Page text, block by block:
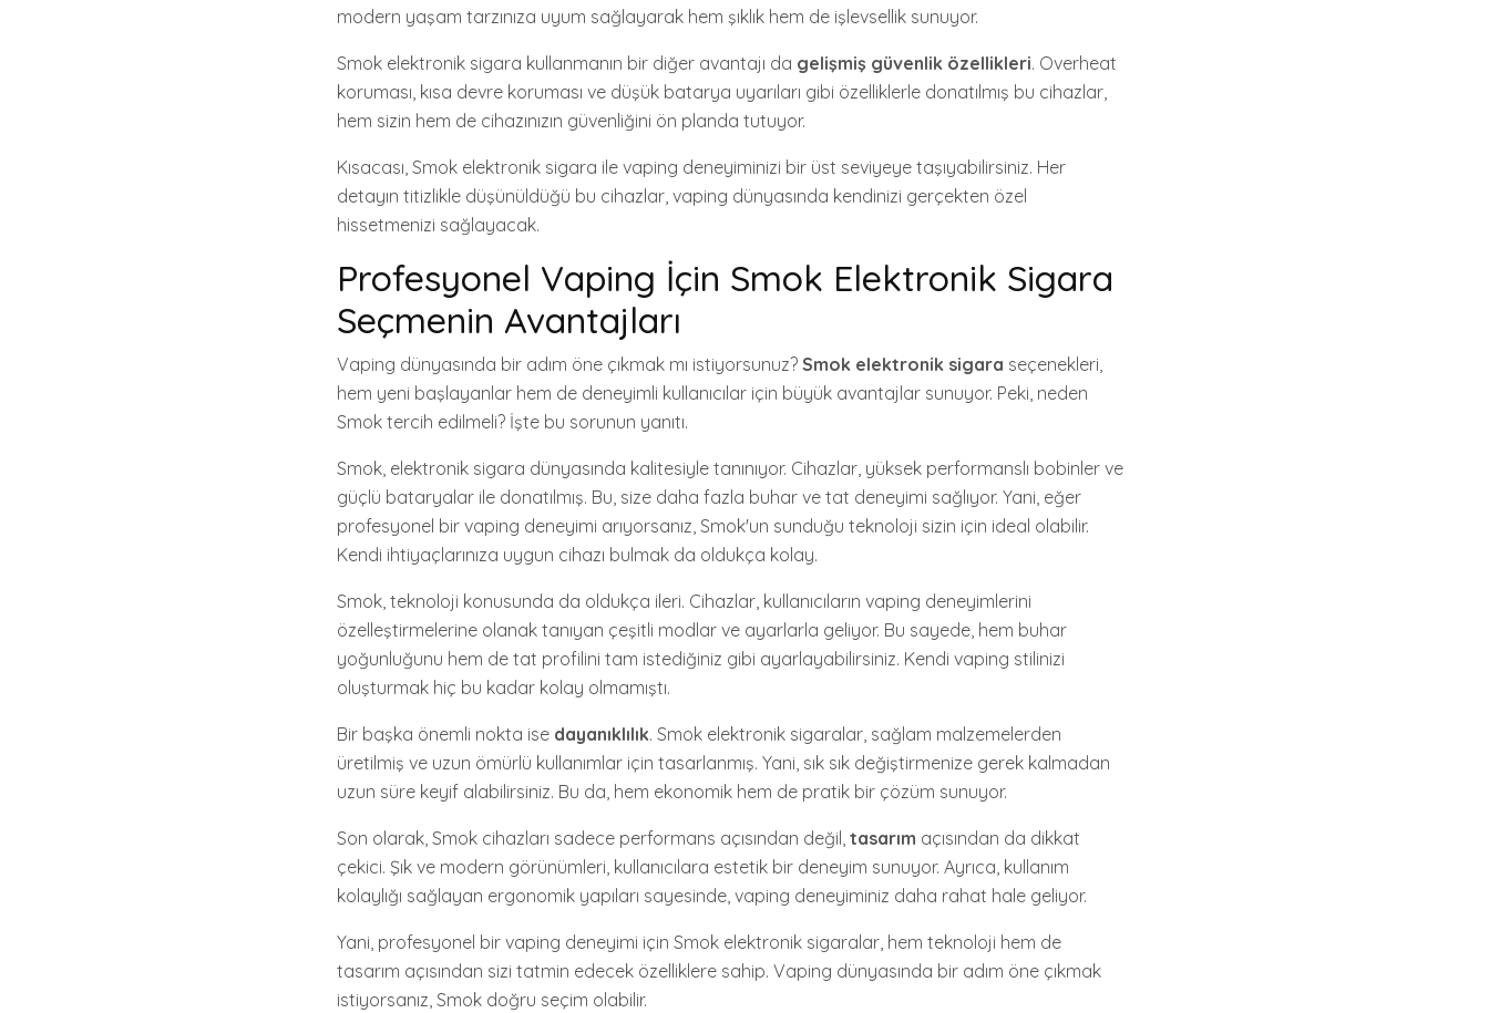
modern yaşam tarzınıza uyum sağlayarak hem şıklık hem de işlevsellik sunuyor.
Smok elektronik sigara kullanmanın bir diğer avantajı da gelişmiş güvenlik özellikleri. Overheat
koruması, kısa devre koruması ve düşük batarya uyarıları gibi özelliklerle donatılmış bu cihazlar,
hem sizin hem de cihazınızın güvenliğini ön planda tutuyor.
Kısacası, Smok elektronik sigara ile vaping deneyiminizi bir üst seviyeye taşıyabilirsiniz. Her
detayın titizlikle düşünüldüğü bu cihazlar, vaping dünyasında kendinizi gerçekten özel
hissetmenizi sağlayacak.
Profesyonel Vaping İçin Smok Elektronik Sigara
Seçmenin Avantajları
Vaping dünyasında bir adım öne çıkmak mı istiyorsunuz? Smok elektronik sigara seçenekleri,
hem yeni başlayanlar hem de deneyimli kullanıcılar için büyük avantajlar sunuyor. Peki, neden
Smok tercih edilmeli? İşte bu sorunun yanıtı.
Smok, elektronik sigara dünyasında kalitesiyle tanınıyor. Cihazlar, yüksek performanslı bobinler ve
güçlü bataryalar ile donatılmış. Bu, size daha fazla buhar ve tat deneyimi sağlıyor. Yani, eğer
profesyonel bir vaping deneyimi arıyorsanız, Smok'un sunduğu teknoloji sizin için ideal olabilir.
Kendi ihtiyaçlarınıza uygun cihazı bulmak da oldukça kolay.
Smok, teknoloji konusunda da oldukça ileri. Cihazlar, kullanıcıların vaping deneyimlerini
özelleştirmelerine olanak tanıyan çeşitli modlar ve ayarlarla geliyor. Bu sayede, hem buhar
yoğunluğunu hem de tat profilini tam istediğiniz gibi ayarlayabilirsiniz. Kendi vaping stilinizi
oluşturmak hiç bu kadar kolay olmamıştı.
Bir başka önemli nokta ise dayanıklılık. Smok elektronik sigaralar, sağlam malzemelerden
üretilmiş ve uzun ömürlü kullanımlar için tasarlanmış. Yani, sık sık değiştirmenize gerek kalmadan
uzun süre keyif alabilirsiniz. Bu da, hem ekonomik hem de pratik bir çözüm sunuyor.
Son olarak, Smok cihazları sadece performans açısından değil, tasarım açısından da dikkat
çekici. Şık ve modern görünümleri, kullanıcılara estetik bir deneyim sunuyor. Ayrıca, kullanım
kolaylığı sağlayan ergonomik yapıları sayesinde, vaping deneyiminiz daha rahat hale geliyor.
Yani, profesyonel bir vaping deneyimi için Smok elektronik sigaralar, hem teknoloji hem de
tasarım açısından sizi tatmin edecek özelliklere sahip. Vaping dünyasında bir adım öne çıkmak
istiyorsanız, Smok doğru seçim olabilir.